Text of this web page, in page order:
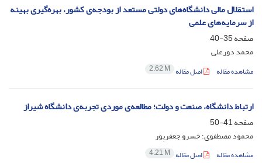
استقلال مالی دانشگاه‌های دولتی مستعد از بودجه‌ی کشور، بهره‌گیری بهینه
از سرمایه‌های علمی
صفحه35-40
محمد دورعلی
مشاهده مقاله اصل مقاله 2.62 M
ارتباط دانشگاه، صنعت و دولت؛ مطالعه‌ی موردی تجربه‌ی دانشگاه شیراز
صفحه41-50
محمود مصطفوی؛ خسرو جعفر‌پور
مشاهده مقاله اصل مقاله 4.21 M